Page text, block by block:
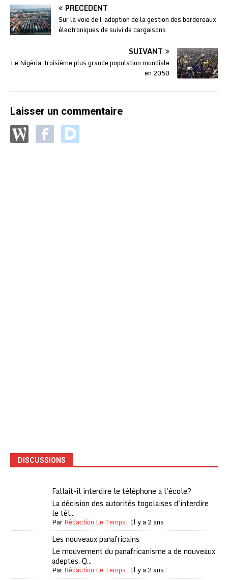
PRÉCÉDENT
Sur la voie de l’adoption de la gestion des bordereaux
électroniques de suivi de cargaisons
SUIVANT
Le Nigéria, troisième plus grande population mondiale
en 2050
Laisser un commentaire
DISCUSSIONS
Fallait-il interdire le téléphone à l'école?
La décision des autorités togolaises d'interdire
le tél...
ParRédaction Le Temps, Il y a 2 ans
Les nouveaux panafricains
Le mouvement du panafricanisme a de nouveaux
adeptes. Q...
ParRédaction Le Temps, Il y a 2 ans